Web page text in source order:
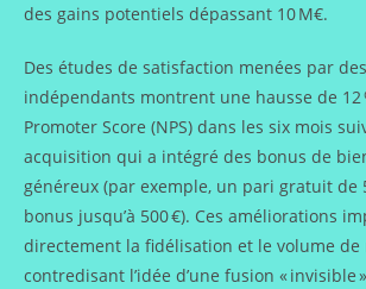
des gains potentiels dépassant 10 M€.
Des études de satisfaction menées par
indépendants montrent une hausse de 12
Promoter Score (NPS) dans les six mois
acquisition qui a intégré des bonus de
généreux (par exemple, un pari gratuit de
bonus jusqu’à 500 €). Ces améliorations
directement la fidélisation et le volume de
contredisant l’idée d’une fusion « invisible